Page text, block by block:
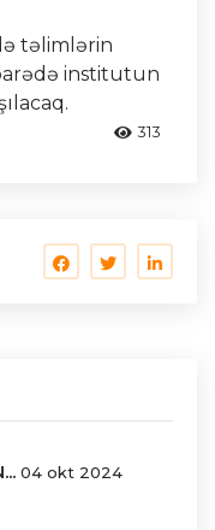
təlimlərin
institutun
313
04 okt 2024